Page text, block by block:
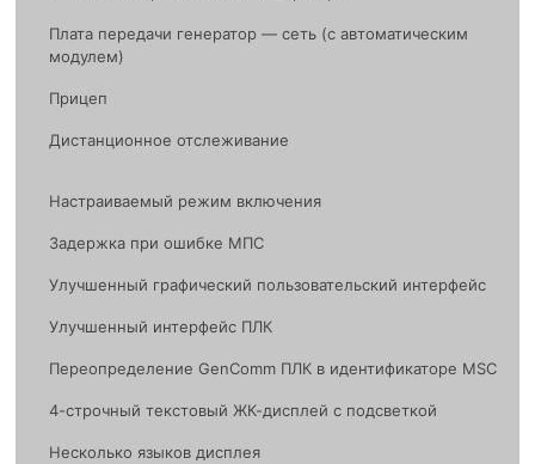
Плата передачи генератор — сеть (с автоматическим
модулем)
Прицеп
Дистанционное отслеживание
Настраиваемый режим включения
Задержка при ошибке МПС
Улучшенный графический пользовательский интерфейс
Улучшенный интерфейс ПЛК
Переопределение GenComm ПЛК в идентификаторе MSC
4-строчный текстовый ЖК-дисплей с подсветкой
Несколько языков дисплея